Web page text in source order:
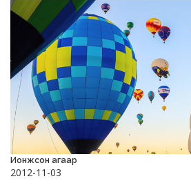
Ионжсон агаар
2012-11-03